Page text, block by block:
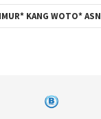
KANG WOTO* ASN